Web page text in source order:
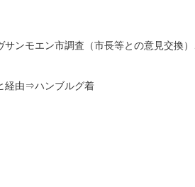
モエン市調査（市長等との意見交換）
由⇒ハンブルグ着